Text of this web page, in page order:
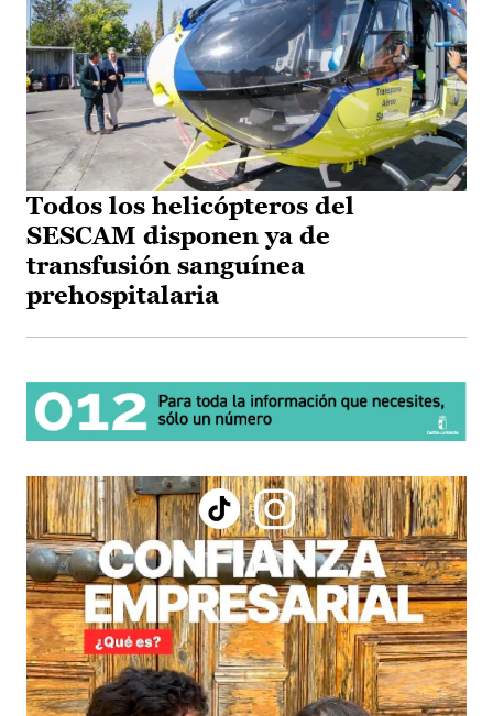
Todos los helicópteros del
SESCAM disponen ya de
transfusión sanguínea
prehospitalaria